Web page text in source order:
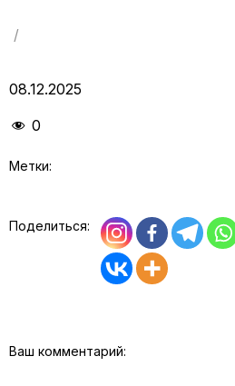
/
08.12.2025
0
Метки:
Поделиться:
Ваш комментарий: